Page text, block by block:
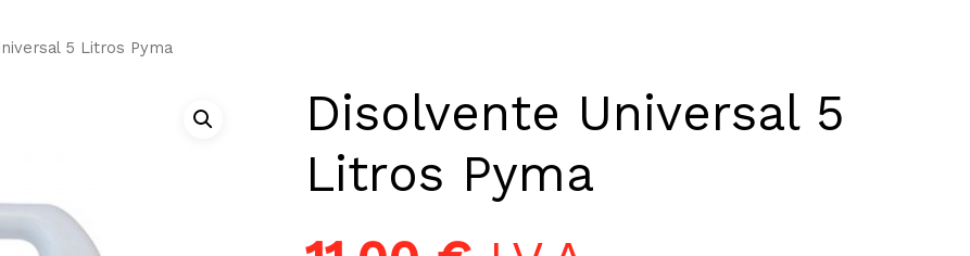
5 Litros Pyma
Disolvente Universal 5
Litros Pyma